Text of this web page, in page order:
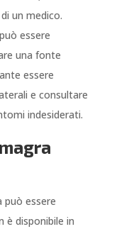
un medico.
essere
una fonte
essere
e consultare
indesiderati.
può essere
è disponibile in